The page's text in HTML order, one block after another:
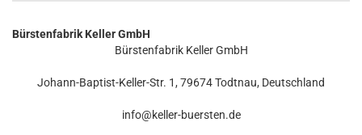
Bürstenfabrik Keller GmbH
Bürstenfabrik Keller GmbH
Johann-Baptist-Keller-Str. 1, 79674 Todtnau, Deutschland
info@keller-buersten.de